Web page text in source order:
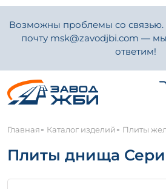
Возможны проблемы со связью.
почту msk@zavodjbi.com —
ответим!
Главная- Каталог изделий- Плиты
Плиты днища